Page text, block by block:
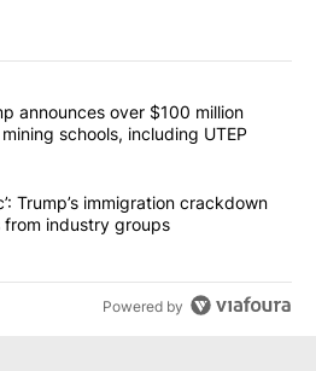
most commented articles in the last
Trump announces over $100
announces over $100 million
schools, including UTEP
been chaotic’: Trump’s
Trump’s immigration crackdown
industry groups
Powered by